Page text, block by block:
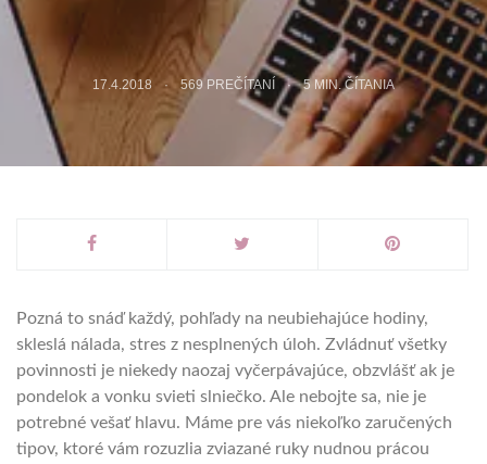
17.4.2018 569 PREČÍTANÍ 5 MIN. ČÍTANIA
Pozná to snáď každý, pohľady na neubiehajúce hodiny,
skleslá nálada, stres z nesplnených úloh. Zvládnuť všetky
povinnosti je niekedy naozaj vyčerpávajúce, obzvlášť ak je
pondelok a vonku svieti slniečko. Ale nebojte sa, nie je
potrebné vešať hlavu. Máme pre vás niekoľko zaručených
tipov, ktoré vám rozuzlia zviazané ruky nudnou prácou